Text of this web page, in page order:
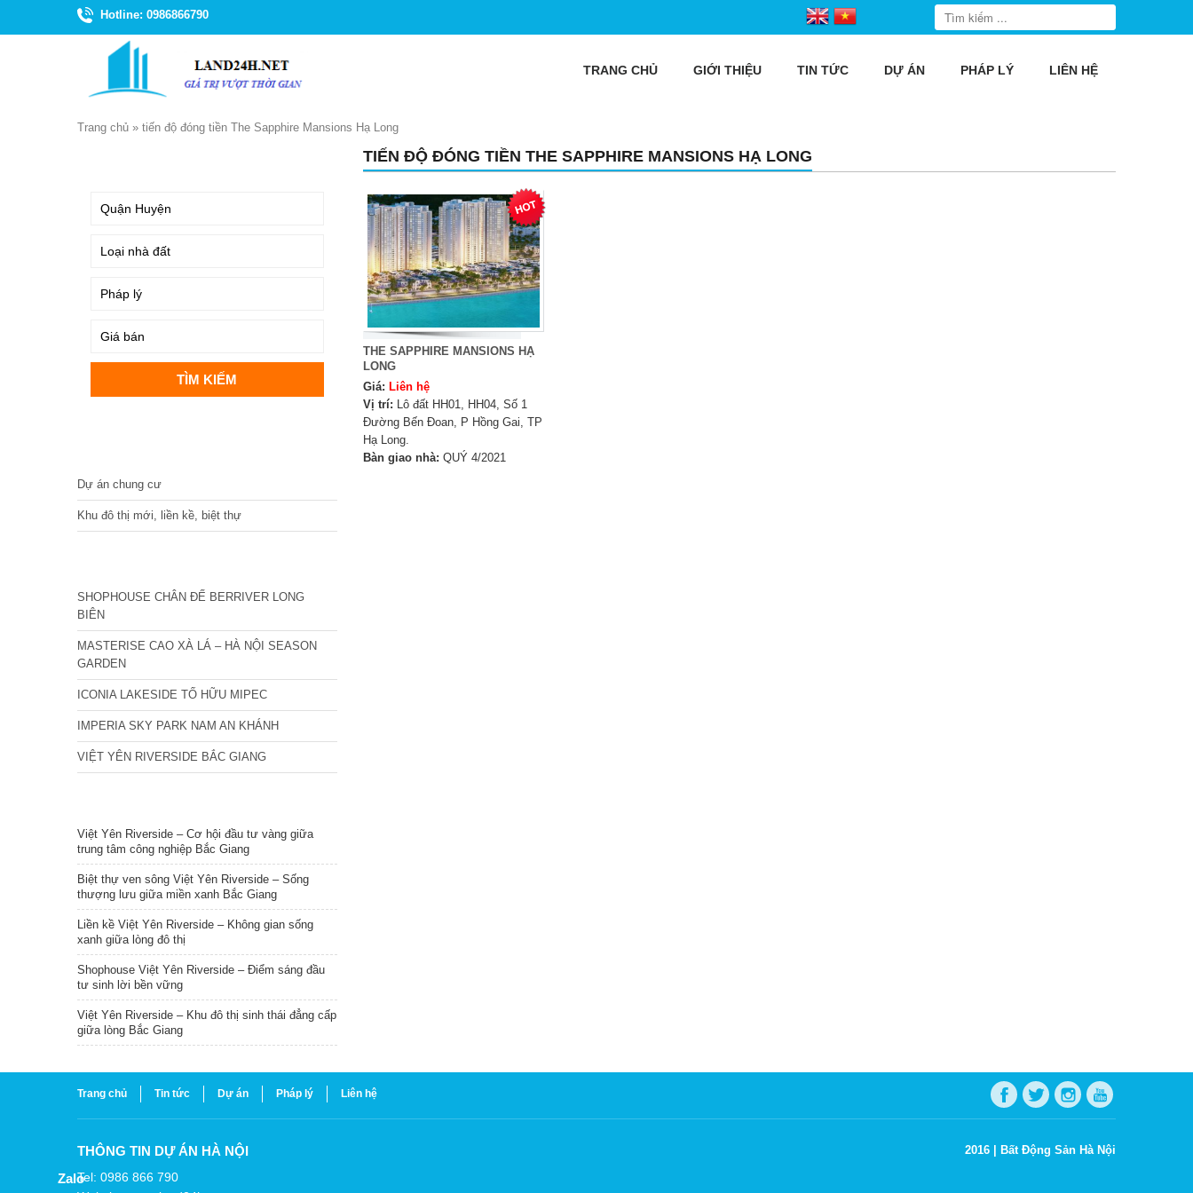
Hotline: 0986866790
TRANG CHỦ GIỚI THIỆU TIN TỨC DỰ ÁN PHÁP LÝ LIÊN HỆ
Trang chủ » tiến độ đóng tiền The Sapphire Mansions Hạ Long
TIẾN ĐỘ ĐÓNG TIỀN THE SAPPHIRE MANSIONS HẠ LONG
THE SAPPHIRE MANSIONS HẠ
LONG
Giá: Liên hệ
Vị trí: Lô đất HH01, HH04, Số 1
Đường Bến Đoan, P Hồng Gai, TP
Hạ Long.
Bàn giao nhà: QUÝ 4/2021
Dự án chung cư
Khu đô thị mới, liền kề, biệt thự
SHOPHOUSE CHÂN ĐẾ BERRIVER LONG
BIÊN
MASTERISE CAO XÀ LÁ – HÀ NỘI SEASON
GARDEN
ICONIA LAKESIDE TỐ HỮU MIPEC
IMPERIA SKY PARK NAM AN KHÁNH
VIỆT YÊN RIVERSIDE BẮC GIANG
Việt Yên Riverside – Cơ hội đầu tư vàng giữa
trung tâm công nghiệp Bắc Giang
Biệt thự ven sông Việt Yên Riverside – Sống
thượng lưu giữa miền xanh Bắc Giang
Liền kề Việt Yên Riverside – Không gian sống
xanh giữa lòng đô thị
Shophouse Việt Yên Riverside – Điểm sáng đầu
tư sinh lời bền vững
Việt Yên Riverside – Khu đô thị sinh thái đẳng cấp
giữa lòng Bắc Giang
Trang chủ Tin tức Dự án Pháp lý Liên hệ
THÔNG TIN DỰ ÁN HÀ NỘI
Tel: 0986 866 790
2016 | Bất Động Sản Hà Nội
Zalo